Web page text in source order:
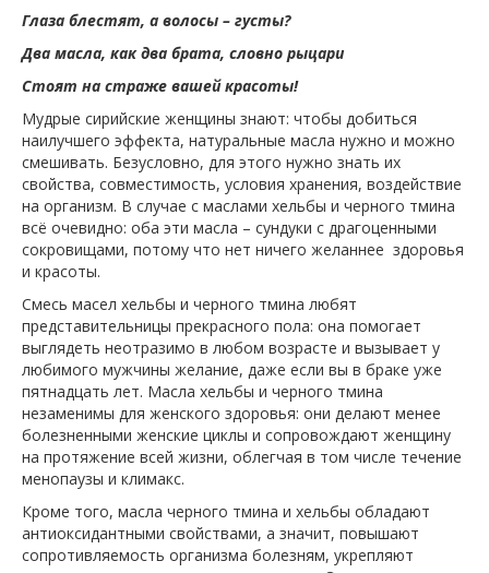
Глаза блестят, а волосы – густы?
Два масла, как два брата, словно рыцари
Стоят на страже вашей красоты!
Мудрые сирийские женщины знают: чтобы добиться
наилучшего эффекта, натуральные масла нужно и можно
смешивать. Безусловно, для этого нужно знать их
свойства, совместимость, условия хранения, воздействие
на организм. В случае с маслами хельбы и черного тмина
всё очевидно: оба эти масла – сундуки с драгоценными
сокровищами, потому что нет ничего желаннее здоровья
и красоты.
Смесь масел хельбы и черного тмина любят
представительницы прекрасного пола: она помогает
выглядеть неотразимо в любом возрасте и вызывает у
любимого мужчины желание, даже если вы в браке уже
пятнадцать лет. Масла хельбы и черного тмина
незаменимы для женского здоровья: они делают менее
болезненными женские циклы и сопровождают женщину
на протяжение всей жизни, облегчая в том числе течение
менопаузы и климакс.
Кроме того, масла черного тмина и хельбы обладают
антиоксидантными свойствами, а значит, повышают
сопротивляемость организма болезням, укрепляют